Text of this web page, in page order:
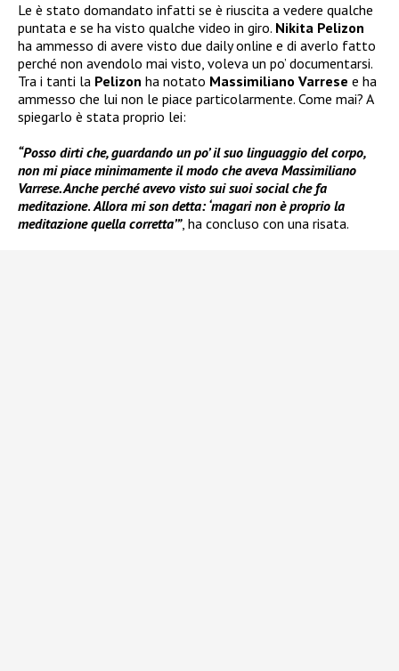
Le è stato domandato infatti se è riuscita a vedere qualche
puntata e se ha visto qualche video in giro. Nikita Pelizon
ha ammesso di avere visto due daily online e di averlo fatto
perché non avendolo mai visto, voleva un po’ documentarsi.
Tra i tanti la Pelizon ha notato Massimiliano Varrese e ha
ammesso che lui non le piace particolarmente. Come mai? A
spiegarlo è stata proprio lei:
“Posso dirti che, guardando un po’ il suo linguaggio del corpo,
non mi piace minimamente il modo che aveva Massimiliano
Varrese. Anche perché avevo visto sui suoi social che fa
meditazione.Allora mi son detta: ‘magari non è proprio la
meditazione quella corretta’”, ha concluso con una risata.